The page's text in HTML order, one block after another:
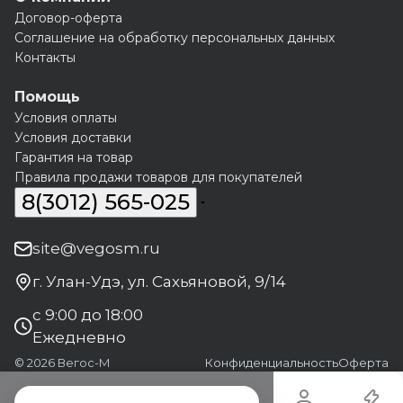
Договор-оферта
Соглашение на обработку персональных данных
Контакты
Помощь
Условия оплаты
Условия доставки
Гарантия на товар
Правила продажи товаров для покупателей
8(3012) 565-025
site@vegosm.ru
г. Улан-Удэ, ул. Сахьяновой, 9/14
с 9:00 до 18:00
Ежедневно
© 2026 Вегос-М КонфиденциальностьОферта